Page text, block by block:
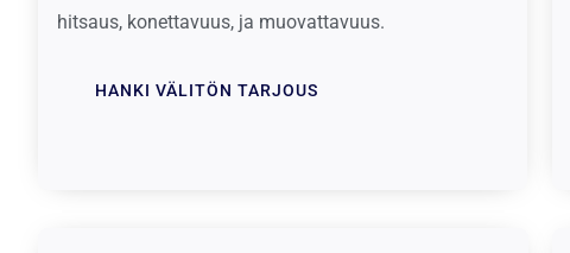
hitsaus, konettavuus, ja muovattavuus.
HANKI VÄLITÖN TARJOUS